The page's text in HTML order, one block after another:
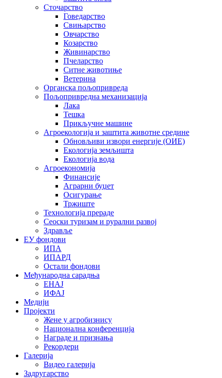
Сточарство
Говедарство
Свињарство
Овчарство
Козарство
Живинарство
Пчеларство
Ситне животиње
Ветерина
Органска пољопривреда
Пољопривредна механизација
Лака
Тешка
Прикључне машине
Агроекологија и заштита животне средине
Обновљиви извори енергије (ОИЕ)
Екологија земљишта
Екологија вода
Агроекономија
Финансије
Аграрни буџет
Осигурање
Тржиште
Технологија прераде
Сеоски туризам и рурални развој
Здравље
ЕУ фондови
ИПА
ИПАРД
Остали фондови
Међународна сарадња
ЕНАЈ
ИФАЈ
Медији
Пројекти
Жене у агробизнису
Национална конференција
Награде и признања
Рекордери
Галерија
Видео галерија
Задругарство